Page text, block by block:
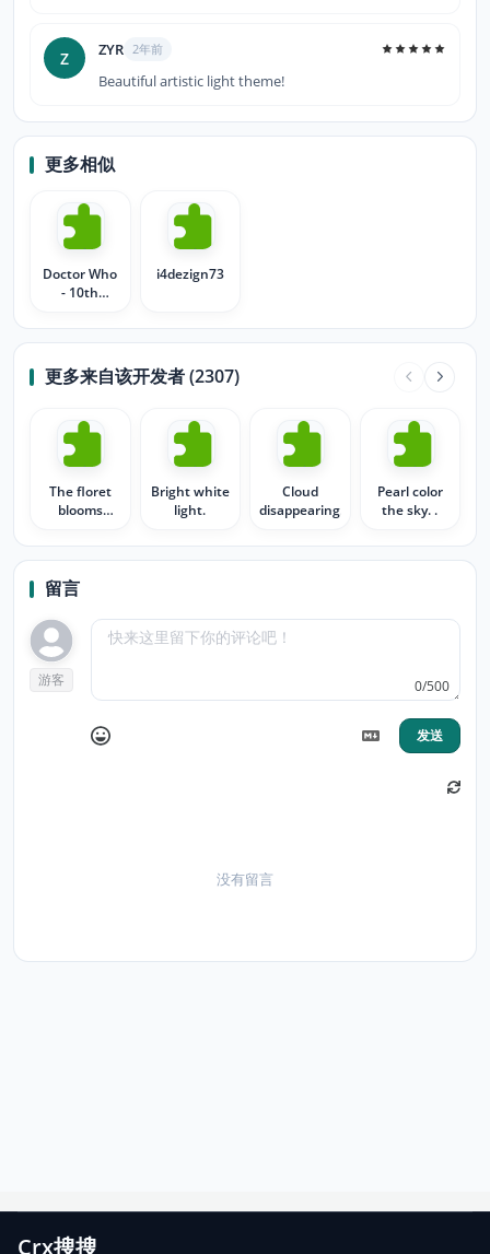
Z ZYR 2年前
Beautiful artistic light theme!
更多相似
Doctor Who
- 10th
Tribute
i4dezign73
更多来自该开发者 (2307)
The floret
blooms
Bright white
light.
Cloud
disappearing.
Pearl color
the sky. .
留言
游客 0/500
发送
没有留言
Crx搜搜